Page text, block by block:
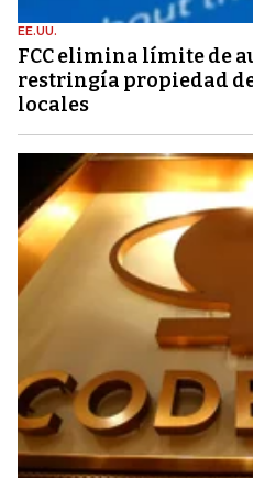
EE.UU.
FCC elimina límite de
restringía propiedad
locales